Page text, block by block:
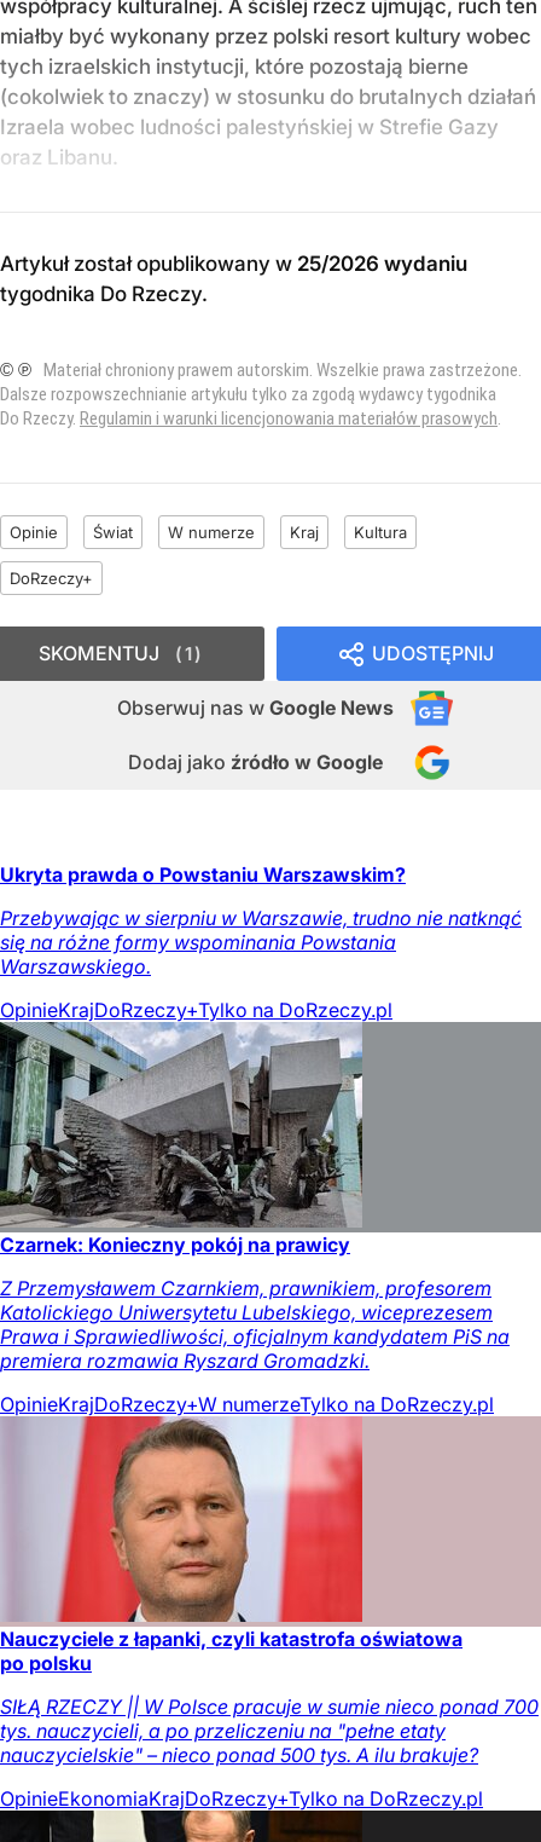
współpracy kulturalnej. A ściślej rzecz ujmując, ruch ten
miałby być wykonany przez polski resort kultury wobec
tych izraelskich instytucji, które pozostają bierne
(cokolwiek to znaczy) w stosunku do brutalnych działań
Izraela wobec ludności palestyńskiej w Strefie Gazy
oraz Libanu.
Artykuł został opublikowany w 25/2026 wydaniu
tygodnika Do Rzeczy.
© ℗ Materiał chroniony prawem autorskim. Wszelkie prawa zastrzeżone.
Dalsze rozpowszechnianie artykułu tylko za zgodą wydawcy tygodnika
Do Rzeczy. Regulamin i warunki licencjonowania materiałów prasowych.
Opinie Świat W numerze Kraj Kultura
DoRzeczy+
UDOSTĘPNIJ
Obserwuj nas w Google News
Dodaj jako źródło w Google
SKOMENTUJ 1
Ukryta prawda o Powstaniu Warszawskim?
Przebywając w sierpniu w Warszawie, trudno nie natknąć
się na różne formy wspominania Powstania
Warszawskiego.
OpinieKrajDoRzeczy+Tylko na DoRzeczy.pl
Czarnek: Konieczny pokój na prawicy
Z Przemysławem Czarnkiem, prawnikiem, profesorem
Katolickiego Uniwersytetu Lubelskiego, wiceprezesem
Prawa i Sprawiedliwości, oficjalnym kandydatem PiS na
premiera rozmawia Ryszard Gromadzki.
OpinieKrajDoRzeczy+W numerzeTylko na DoRzeczy.pl
Nauczyciele z łapanki, czyli katastrofa oświatowa
po polsku
SIŁĄ RZECZY || W Polsce pracuje w sumie nieco ponad 700
tys. nauczycieli, a po przeliczeniu na "pełne etaty
nauczycielskie" – nieco ponad 500 tys. A ilu brakuje?
OpinieEkonomiaKrajDoRzeczy+Tylko na DoRzeczy.pl